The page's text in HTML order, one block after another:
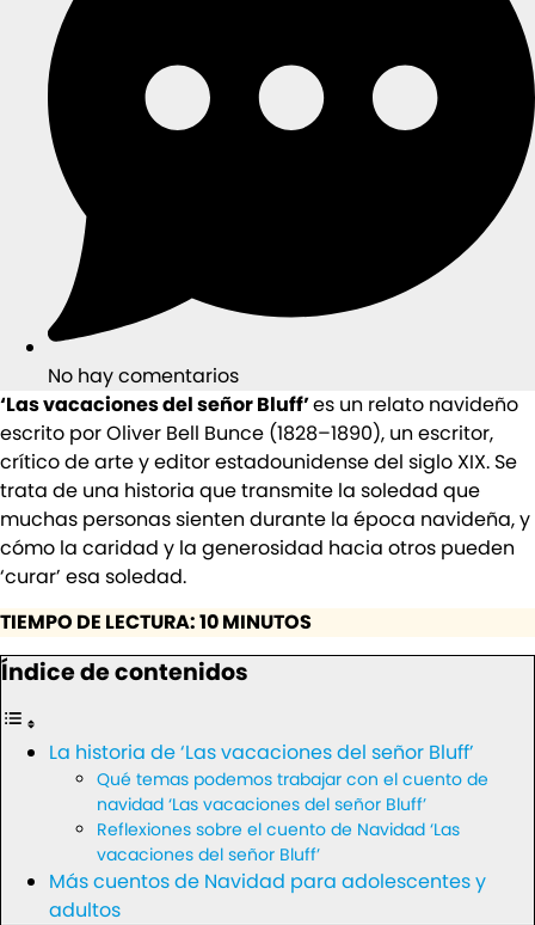
No hay comentarios
‘Las vacaciones del señor Bluff’es un relato navideño
escrito por Oliver Bell Bunce (1828–1890), un escritor,
crítico de arte y editor estadounidense del siglo XIX. Se
trata de una historia que transmite la soledad que
muchas personas sienten durante la época navideña, y
cómo la caridad y la generosidad hacia otros pueden
‘curar’ esa soledad.
TIEMPO DE LECTURA: 10 MINUTOS
Índice de contenidos
La historia de ‘Las vacaciones del señor Bluff’
Qué temas podemos trabajar con el cuento de
navidad ‘Las vacaciones del señor Bluff’
Reflexiones sobre el cuento de Navidad ‘Las
vacaciones del señor Bluff’
Más cuentos de Navidad para adolescentes y
adultos